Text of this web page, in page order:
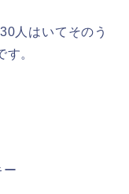
人はいてそのう
。
ー